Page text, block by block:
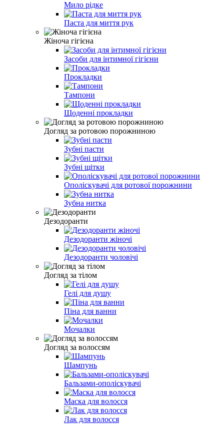
Мило рідке
Паста для миття рук
Жіноча гігієна
Засоби для інтимної гігієни
Прокладки
Тампони
Щоденні прокладки
Догляд за ротовою порожниною
Зубні пасти
Зубні щітки
Ополіскувачі для ротової порожнини
Зубна нитка
Дезодоранти
Дезодоранти жіночі
Дезодоранти чоловічі
Догляд за тілом
Гелі для душу
Піна для ванни
Мочалки
Догляд за волоссям
Шампунь
Бальзами-ополіскувачі
Маска для волосся
Лак для волосся